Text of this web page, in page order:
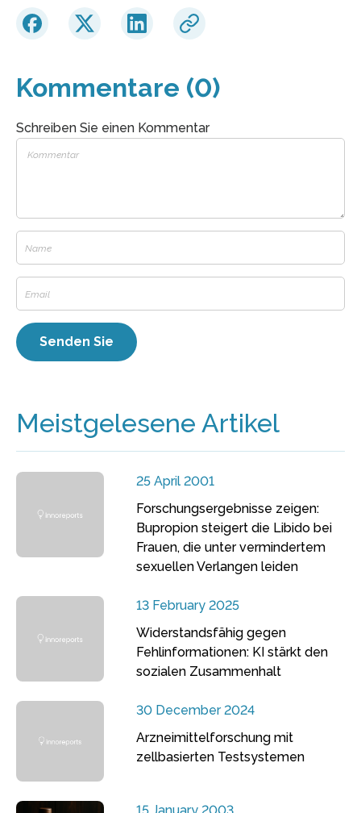
Kommentare (0)
Schreiben Sie einen Kommentar
Meistgelesene Artikel
25 April 2001
Forschungsergebnisse zeigen:
Bupropion steigert die Libido bei
Frauen, die unter vermindertem
sexuellen Verlangen leiden
13 February 2025
Widerstandsfähig gegen
Fehlinformationen: KI stärkt den
sozialen Zusammenhalt
30 December 2024
Arzneimittelforschung mit
zellbasierten Testsystemen
15 January 2003